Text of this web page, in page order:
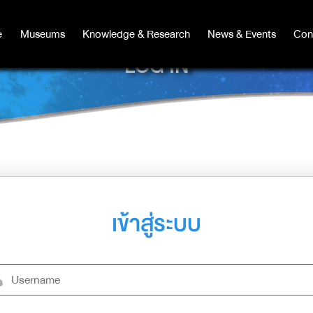
Museums Knowledge & Research News & Events
Museums Knowledge & Research News & Events
LOG IN
เข้าสู่ระบบ